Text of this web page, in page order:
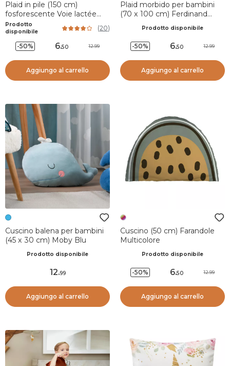
Plaid in pile (150 cm)
fosforescente Voie lactée
Grigio chiaro
Prodotto
disponibile
(20)
-50% 6.50 12.99
Aggiungo al carrello
Plaid morbido per bambini
(70 x 100 cm) Ferdinand
Prodotto disponibile
-50% 6.50 12.99
Aggiungo al carrello
Cuscino balena per bambini
(45 x 30 cm) Moby Blu
Prodotto disponibile
12.99
Aggiungo al carrello
Cuscino (50 cm) Farandole
Multicolore
Prodotto disponibile
-50% 6.50 12.99
Aggiungo al carrello